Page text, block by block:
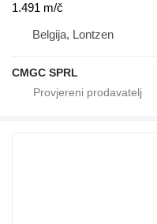
1.491 m/č
Belgija, Lontzen
CMGC SPRL